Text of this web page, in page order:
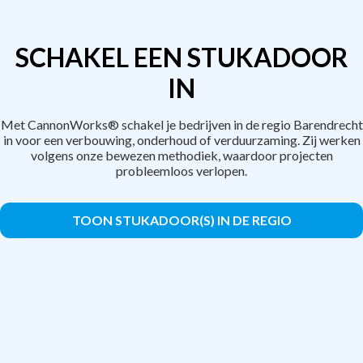
SCHAKEL EEN STUKADOOR
IN
Met CannonWorks® schakel je bedrijven in de regio Barendrecht
in voor een verbouwing, onderhoud of verduurzaming. Zij werken
volgens onze bewezen methodiek, waardoor projecten
probleemloos verlopen.
TOON STUKADOOR(S) IN DE REGIO